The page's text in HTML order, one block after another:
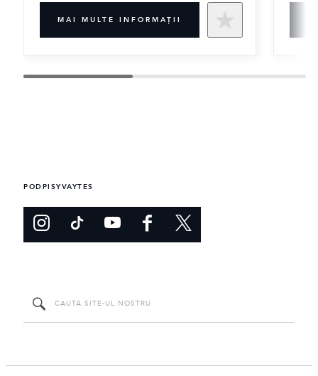
MAI MULTE INFORMAŢII
PODPISYVAYTES